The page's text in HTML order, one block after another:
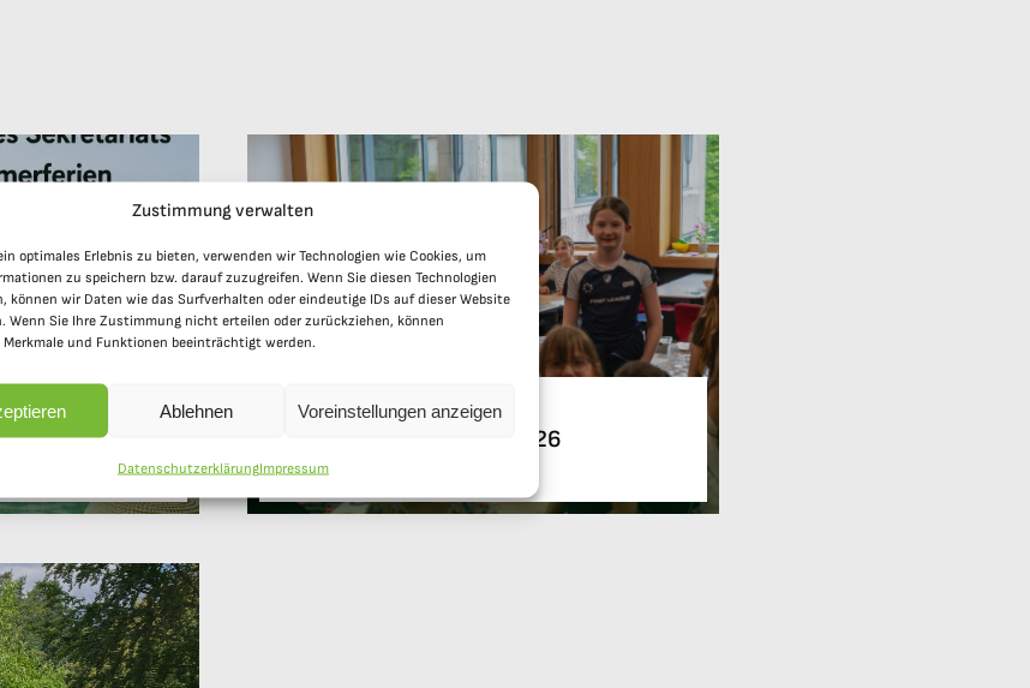
Zustimmung verwalten
optimales Erlebnis zu bieten, verwenden wir Technologien wie Cookies, um
zu speichern bzw. darauf zuzugreifen. Wenn Sie diesen Technologien
können wir Daten wie das Surfverhalten oder eindeutige IDs auf dieser Website
Wenn Sie Ihre Zustimmung nicht erteilen oder zurückziehen, können
und Funktionen beeinträchtigt werden.
Ablehnen Voreinstellungen anzeigen
DatenschutzerklärungImpressum
Schulfest 2026